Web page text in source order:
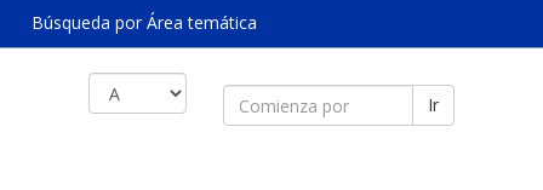
Búsqueda por Área temática
Ir